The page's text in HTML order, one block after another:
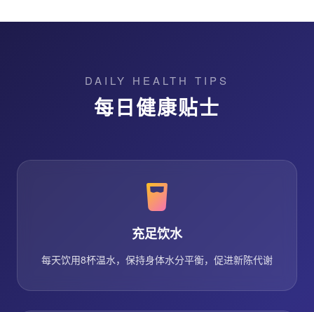
DAILY HEALTH TIPS
每日健康贴士
充足饮水
每天饮用8杯温水，保持身体水分平衡，促进新陈代谢